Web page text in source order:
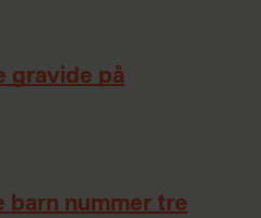
gravide på
barn nummer tre